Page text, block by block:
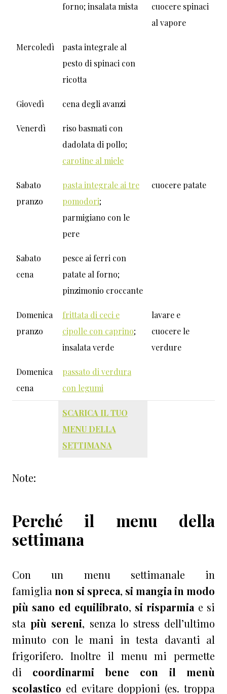
forno; insalata mista
cuocere spinaci
al vapore
Mercoledì
pasta integrale al
pesto di spinaci con
ricotta
Giovedì cena degli avanzi
Venerdì
riso basmati con
dadolata di pollo;
carotine al miele
Sabato
pranzo
pasta integrale ai tre
pomodori;
parmigiano con le
pere
cuocere patate
Sabato
cena
pesce ai ferri con
patate al forno;
pinzimonio croccante
Domenica
pranzo
frittata di ceci e
cipolle con caprino;
insalata verde
lavare e
cuocere le
verdure
Domenica
cena
passato di verdura
con legumi
SCARICA IL TUO
MENU DELLA
SETTIMANA
Note:
Perché il menu della
settimana
Con un menu settimanale in
famiglia non si spreca, si mangia in modo
più sano ed equilibrato, si risparmia e si
stapiù sereni, senza lo stress dell’ultimo
minuto con le mani in testa davanti al
frigorifero. Inoltre il menu mi permette
di coordinarmi bene con il menù
scolastico ed evitare doppioni (es. troppa